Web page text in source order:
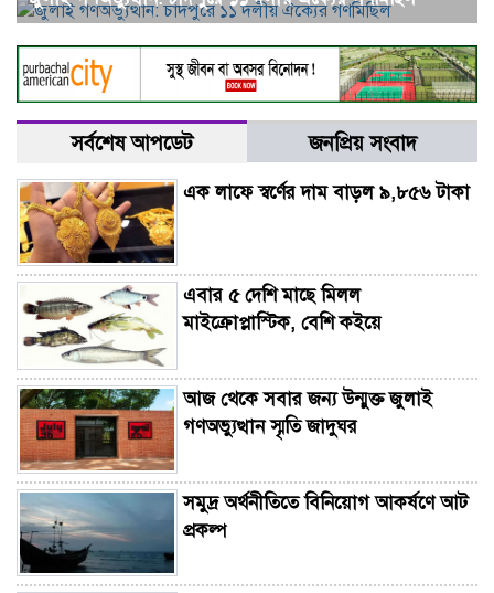
সর্বশেষ আপডেট জনপ্রিয় সংবাদ
এক লাফে স্বর্ণের দাম বাড়ল ৯,৮৫৬ টাকা
এবার ৫ দেশি মাছে মিলল
মাইক্রোপ্লাস্টিক, বেশি কইয়ে
আজ থেকে সবার জন্য উন্মুক্ত জুলাই
গণঅভ্যুত্থান স্মৃতি জাদুঘর
সমুদ্র অর্থনীতিতে বিনিয়োগ আকর্ষণে আট
প্রকল্প